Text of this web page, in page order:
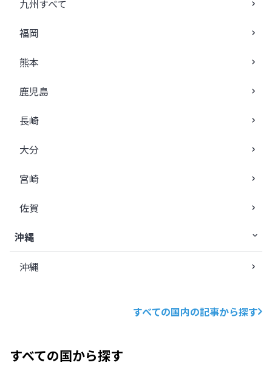
九州すべて
福岡
熊本
鹿児島
長崎
大分
宮崎
佐賀
沖縄
沖縄
すべての国内の記事から探す
すべての国から探す